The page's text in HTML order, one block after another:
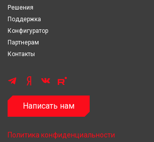
Решения
Поддержка
Конфигуратор
Партнерам
Контакты
Написать нам
Политика конфиденциальности